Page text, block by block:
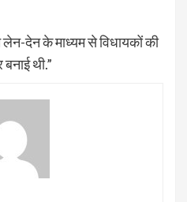
देन के माध्यम से विधायकों की
थी.”